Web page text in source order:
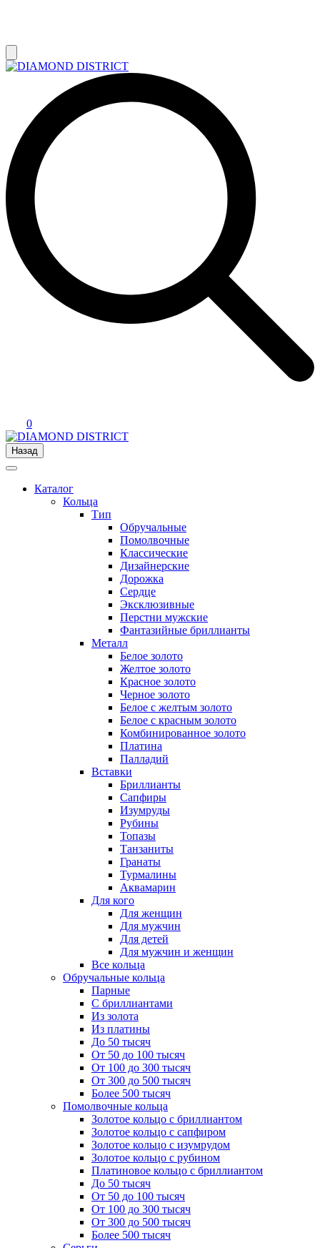
0
Назад
Каталог
Кольца
Тип
Обручальные
Помолвочные
Классические
Дизайнерские
Дорожка
Сердце
Эксклюзивные
Перстни мужские
Фантазийные бриллианты
Металл
Белое золото
Желтое золото
Красное золото
Черное золото
Белое с желтым золото
Белое с красным золото
Комбинированное золото
Платина
Палладий
Вставки
Бриллианты
Сапфиры
Изумруды
Рубины
Топазы
Танзаниты
Гранаты
Турмалины
Аквамарин
Для кого
Для женщин
Для мужчин
Для детей
Для мужчин и женщин
Все кольца
Обручальные кольца
Парные
С бриллиантами
Из золота
Из платины
До 50 тысяч
От 50 до 100 тысяч
От 100 до 300 тысяч
От 300 до 500 тысяч
Более 500 тысяч
Помолвочные кольца
Золотое кольцо с бриллиантом
Золотое кольцо с сапфиром
Золотое кольцо с изумрудом
Золотое кольцо с рубином
Платиновое кольцо с бриллиантом
До 50 тысяч
От 50 до 100 тысяч
От 100 до 300 тысяч
От 300 до 500 тысяч
Более 500 тысяч